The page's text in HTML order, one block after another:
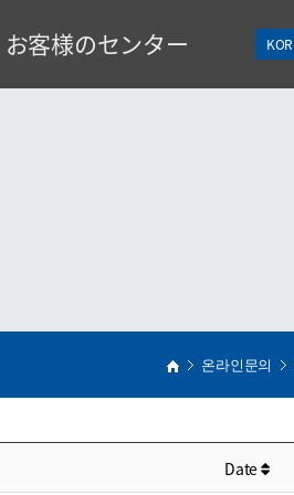
お客様のセンター KOR
온라인문의
Date